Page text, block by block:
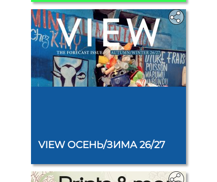
VIEW ОСЕНЬ/ЗИМА 26/27